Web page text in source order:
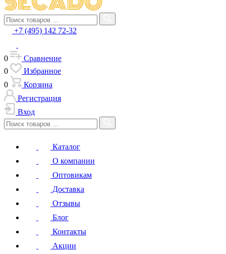
+7 (495) 142 72-32
0
Сравнение
0
Избранное
0
Корзина
Регистрация
Вход
Каталог
О компании
Оптовикам
Доставка
Отзывы
Блог
Контакты
Акции